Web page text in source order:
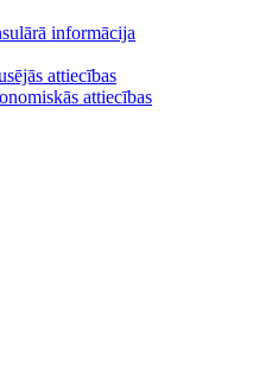
informācija
attiecības
attiecības